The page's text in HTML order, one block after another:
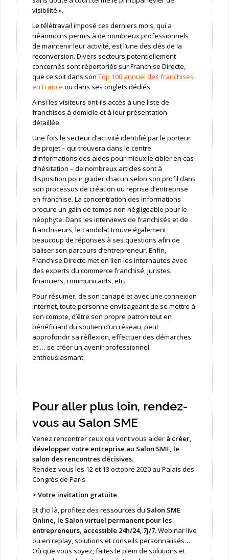
visibilité ».
Le télétravail imposé ces derniers mois, qui a
néanmoins permis à de nombreux professionnels
de maintenir leur activité, est l’une des clés de la
reconversion. Divers secteurs potentiellement
concernés sont répertoriés sur Franchise Directe,
que ce soit dans son Top 100 annuel des franchises
en France ou dans ses onglets dédiés.
Ainsi les visiteurs ont-ils accès à une liste de
franchises à domicile et à leur présentation
détaillée.
Une fois le secteur d’activité identifié par le porteur
de projet – qui trouvera dans le centre
d’informations des aides pour mieux le cibler en cas
d’hésitation – de nombreux articles sont à
disposition pour guider chacun selon son profil dans
son processus de création ou reprise d’entreprise
en franchise. La concentration des informations
procure un gain de temps non négligeable pour le
néophyte. Dans les interviews de franchisés et de
franchiseurs, le candidat trouve également
beaucoup de réponses à ses questions afin de
baliser son parcours d’entrepreneur. Enfin,
Franchise Directe met en lien les internautes avec
des experts du commerce franchisé, juristes,
financiers, communicants, etc.
Pour résumer, de son canapé et avec une connexion
internet, toute personne envisageant de se mettre à
son compte, d’être son propre patron tout en
bénéficiant du soutien d’un réseau, peut
approfondir sa réflexion, effectuer des démarches
et … se créer un avenir professionnel
enthousiasmant.
Pour aller plus loin, rendez-
vous au Salon SME
Venez rencontrer ceux qui vont vous aider à créer,
développer votre entreprise au Salon SME, le
salon des rencontres décisives.
Rendez-vous les 12 et 13 octobre 2020 au Palais des
Congrès de Paris.
> Votre invitation gratuite
Et d’ici là, profitez des ressources du Salon SME
Online, le Salon virtuel permanent pour les
entrepreneurs, accessible 24h/24, 7j/7.Webinar live
ou en replay, solutions et conseils personnalisés…
Où que vous soyez, faites le plein de solutions et